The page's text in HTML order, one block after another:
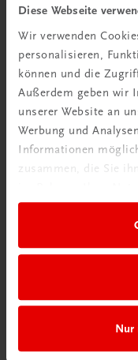
Diese Webseite
Wir verwenden
personalisieren,
können und die
Außerdem geben wir
unserer Website an
Werbung und
Informationen
zusammen, die Sie
Nur
Klassiker, vegan